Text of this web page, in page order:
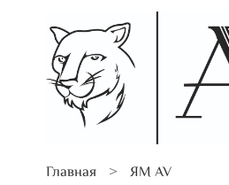
Главная ЯМ AV